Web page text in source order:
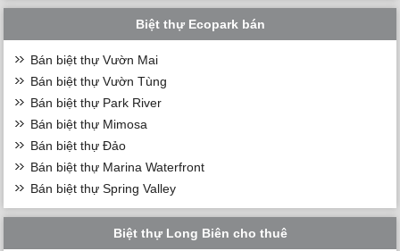
Biệt thự Ecopark bán
Bán biệt thự Vườn Mai
Bán biệt thự Vườn Tùng
Bán biệt thự Park River
Bán biệt thự Mimosa
Bán biệt thự Đảo
Bán biệt thự Marina Waterfront
Bán biệt thự Spring Valley
Biệt thự Long Biên cho thuê